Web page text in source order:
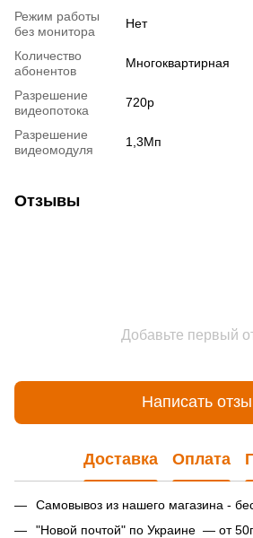
Режим работы
без монитора
Нет
Количество
абонентов
Многоквартирная
Разрешение
видеопотока
720p
Разрешение
видеомодуля
1,3Мп
Отзывы
Добавьте первый
Написать
Доставка Оплата
Самовывоз из нашего магазина -
"Новой почтой" по Украине — от